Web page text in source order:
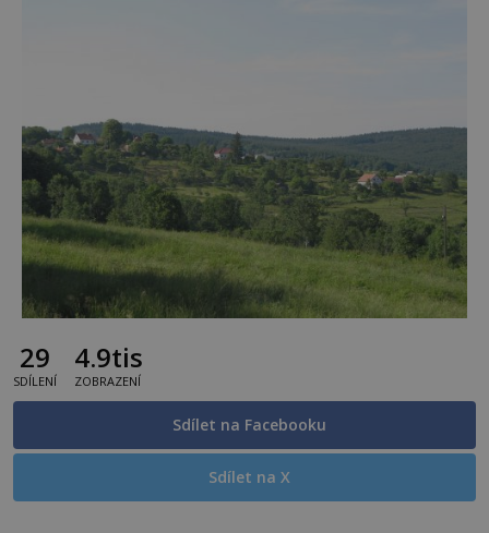
29
SDÍLENÍ
4.9tis
ZOBRAZENÍ
Sdílet na Facebooku
Sdílet na X